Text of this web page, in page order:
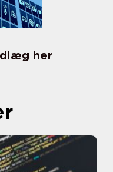
her